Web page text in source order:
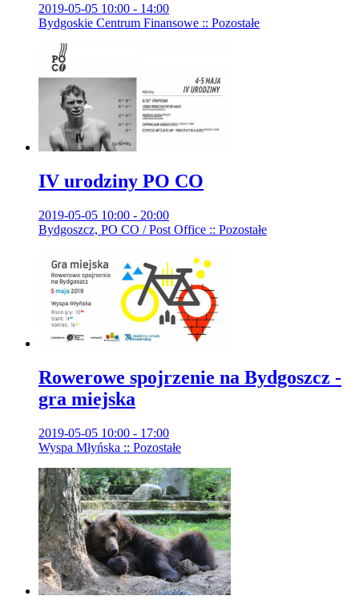
2019-05-05 10:00 - 14:00
Bydgoskie Centrum Finansowe :: Pozostałe
IV urodziny PO CO
2019-05-05 10:00 - 20:00
Bydgoszcz, PO CO / Post Office :: Pozostałe
Rowerowe spojrzenie na Bydgoszcz -
gra miejska
2019-05-05 10:00 - 17:00
Wyspa Młyńska :: Pozostałe